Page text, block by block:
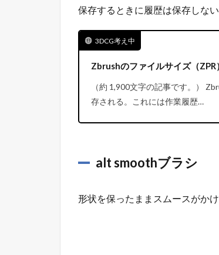
保存するときに履歴は保存しな
3DCG考え中
Zbrushのファイルサイズ（
（約 1,900文字の記事です。）
存される。これには作業履歴…
alt smoothブラシ
形状を保ったままスムースがか